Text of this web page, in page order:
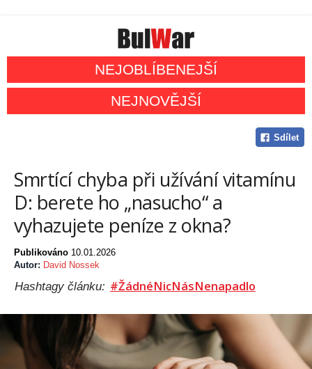
NEJOBLÍBENEJŠÍ
NEJNOVĚJŠÍ
Sdílet
Smrtící chyba při užívání vitamínu
D: berete ho „nasucho“ a
vyhazujete peníze z okna?
Publikováno 10.01.2026
Autor: David Nossek
Hashtagy článku: #ŽádnéNicNásNenapadlo